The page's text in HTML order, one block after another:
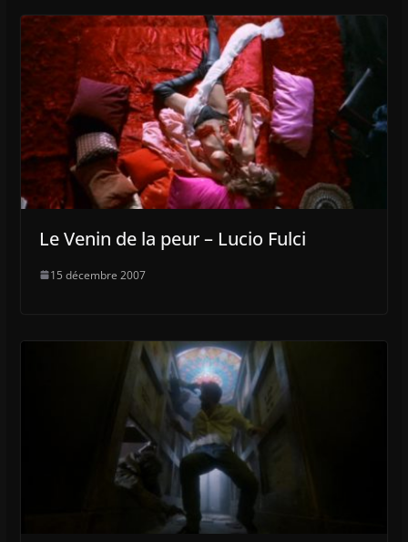
Le Venin de la peur – Lucio Fulci
15 décembre 2007